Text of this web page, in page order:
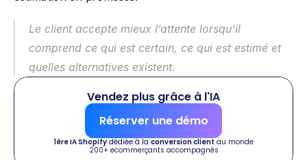
Le client accepte mieux l’attente lorsqu’il
comprend ce qui est certain, ce qui est estimé et
quelles alternatives existent.
Vendez plus grâce à l'IA
Réserver une démo
1ère IA Shopify dédiée à la conversion client au monde
200+ ecommerçants accompagnés